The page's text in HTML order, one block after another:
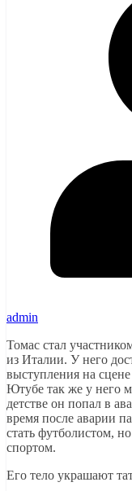
admin
Томас стал
из Италии. У него
выступления на
Ютубе так же у него
детстве он попал в
время после аварии
стать футболистом,
спортом.
Его тело украшают